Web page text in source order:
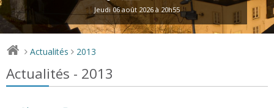
Jeudi 06 août 2026 à 20h55
> Actualités > 2013
Actualités - 2013